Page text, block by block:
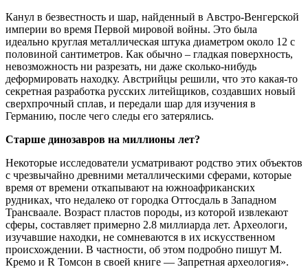
Канул в безвестность и шар, найденный в Австро-Венгерской
империи во время Первой мировой войны. Это была
идеально круглая металлическая штука диаметром около 12 с
половиной сантиметров. Как обычно – гладкая поверхность,
невозможность ни разрезать, ни даже сколько-нибудь
деформировать находку. Австрийцы решили, что это какая-то
секретная разработка русских литейщиков, создавших новый
сверхпрочный сплав, и передали шар для изучения в
Германию, после чего следы его затерялись.
Старше динозавров на миллионы лет?
Некоторые исследователи усматривают родство этих объектов
с чрезвычайно древними металлическими сферами, которые
время от времени откапывают на южноафриканских
рудниках, что недалеко от городка Оттосдаль в Западном
Трансваале. Возраст пластов породы, из которой извлекают
сферы, составляет примерно 2.8 миллиарда лет. Археологи,
изучавшие находки, не сомневаются в их искусственном
происхождении. В частности, об этом подробно пишут М.
Кремо и R Томсон в своей книге — Запретная археология».